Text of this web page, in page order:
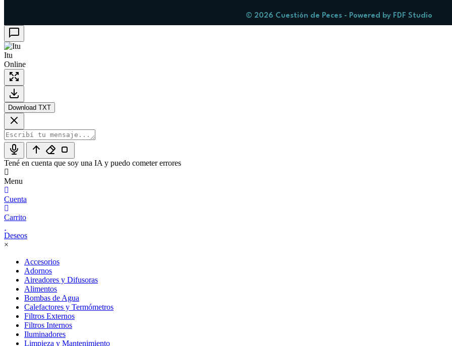
© 2026 Cuestión de Peces - Powered by FDF Studio
Itu
Online
Download TXT
Tené en cuenta que soy una IA y puedo cometer errores
Menu
Cuenta
Carrito
Deseos
×
Accesorios
Adornos
Aireadores y Difusoras
Alimentos
Bombas de Agua
Calefactores y Termómetros
Filtros Externos
Filtros Internos
Iluminadores
Limpieza y Mantenimiento